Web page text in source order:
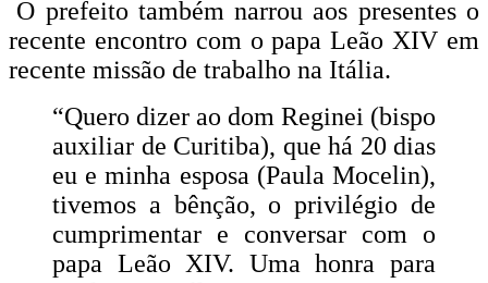
O prefeito também narrou aos presentes o
recente encontro com o papa Leão XIV em
recente missão de trabalho na Itália.
“Quero dizer ao dom Reginei (bispo
auxiliar de Curitiba), que há 20 dias
eu e minha esposa (Paula Mocelin),
tivemos a bênção, o privilégio de
cumprimentar e conversar com o
papa Leão XIV. Uma honra para